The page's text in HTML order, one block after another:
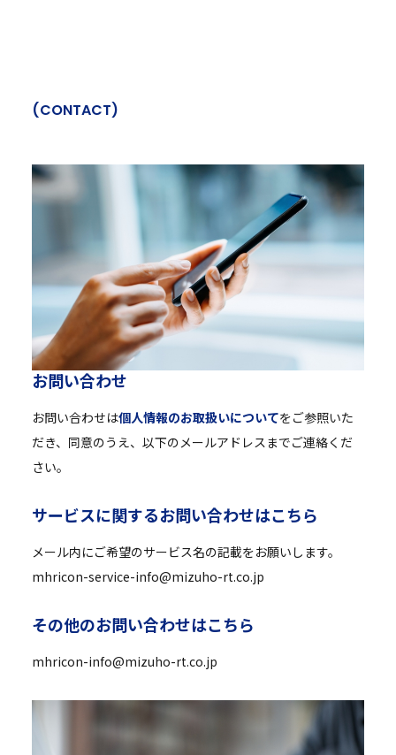
(CONTACT)
お問い合わせ
お問い合わせは個人情報のお取扱いについてをご参照いた
だき、同意のうえ、以下のメールアドレスまでご連絡くだ
さい。
サービスに関するお問い合わせはこちら
メール内にご希望のサービス名の記載をお願いします。
mhricon-service-info@mizuho-rt.co.jp
その他のお問い合わせはこちら
mhricon-info@mizuho-rt.co.jp